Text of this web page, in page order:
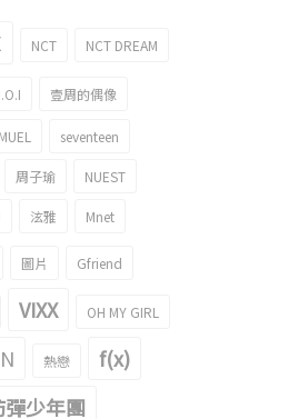
NCT NCT DREAM
I.O.I 壹周的偶像
seventeen
周子瑜 NUEST
泫雅 Mnet
圖片 Gfriend
VIXX OH MY GIRL
熱戀
f(x)
彈少年團